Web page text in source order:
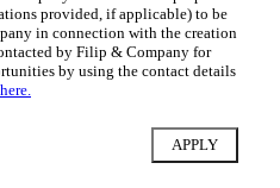
provided, if applicable) to be
in connection with the creation
by Filip & Company for
by using the contact details